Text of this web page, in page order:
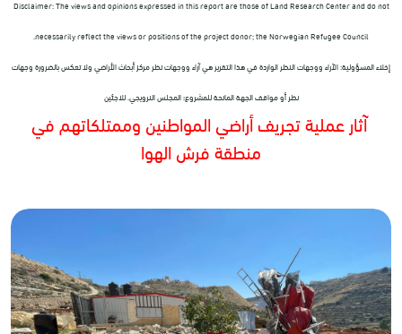
Disclaimer: The views and opinions expressed in this report are those of Land Research Center and do not
necessarily reflect the views or positions of the project donor; the Norwegian Refugee Council.
إخلاء المسؤولية: الآراء ووجهات النظر الواردة في هذا التقرير هي آراء ووجهات نظر مركز أبحاث الأراضي ولا تعكس بالضرورة وجهات
نظر أو مواقف الجهة المانحة للمشروع؛ المجلس النرويجي. للاجئين
آثار عملية تجريف أراضي المواطنين وممتلكاتهم في
منطقة فرش الهوا